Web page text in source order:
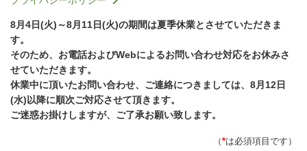
8月4日(火)～8月11日(火)の期間は夏季休業とさせていただきま
す。
そのため、お電話およびWebによるお問い合わせ対応をお休みさ
せていただきます。
休業中に頂いたお問い合わせ、ご連絡につきましては、8月12日
(水)以降に順次ご対応させて頂きます。
ご迷惑お掛けしますが、ご了承お願い致します。